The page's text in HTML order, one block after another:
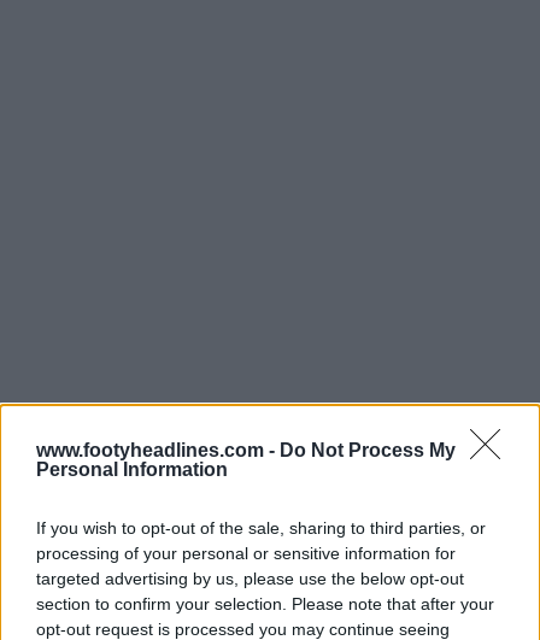
www.footyheadlines.com - Do Not Process My
Personal Information
If you wish to opt-out of the sale, sharing to third parties, or
processing of your personal or sensitive information for
targeted advertising by us, please use the below opt-out
section to confirm your selection. Please note that after your
opt-out request is processed you may continue seeing
Fabriqué par Umbro. Quel est ton avis sur le maillot
domicile du Sport Club do Recife ? Commente ci-
dessous.